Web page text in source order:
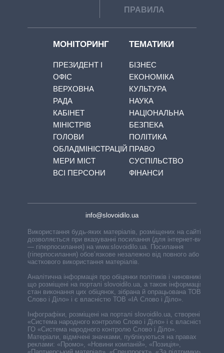
ПРАВИЛА
МОНІТОРИНГ
ПРЕЗИДЕНТ І
ОФІС
ВЕРХОВНА
РАДА
КАБІНЕТ
МІНІСТРІВ
ГОЛОВИ
ОБЛАДМІНІСТРАЦІЙ
МЕРИ МІСТ
ВСІ ПЕРСОНИ
ТЕМАТИКИ
БІЗНЕС
ЕКОНОМІКА
КУЛЬТУРА
НАУКА
НАЦІОНАЛЬНА
БЕЗПЕКА
ПОЛІТИКА
ПРАВО
СУСПІЛЬСТВО
ФІНАНСИ
info@slovoidilo.ua
Використання будь-яких матеріалів, розміщених на сайті,
дозволяється при вказуванні посилання (для інтернет-видань
— гіперпосилання) на www.slovoidilo.ua. Посилання
(гіперпосилання) обов’язкове незалежно від повного або
часткового використання матеріалів.
Аналітична інформація про обіцянки політиків і чиновників,
що розміщені на порталі slovoidilo.ua, а також інформація про
стан виконання цих обіцянок, зібрана й опрацьована ТОВ «ІА
Слово і Діло» і є власністю ТОВ «ІА Слово і Діло».
Інфографіки, розміщені на порталі slovoidilo.ua, створені ГО
«Система народного контролю Слово і Діло» і є власністю
ГО «Система народного контролю Слово і Діло».
Матеріали, відмічені значками, публікуються на правах
реклами: «Промо», «Новини компаній», «Позиція»,